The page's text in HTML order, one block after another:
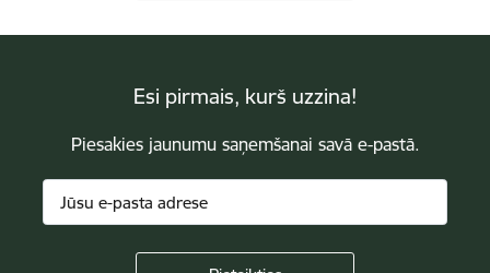
Esi pirmais, kurš uzzina!
Piesakies jaunumu saņemšanai savā e-pastā.